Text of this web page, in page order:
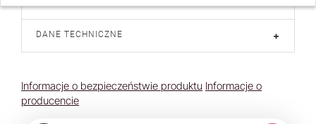
DANE TECHNICZNE +
Informacje o bezpieczeństwie produktu Informacje o
producencie